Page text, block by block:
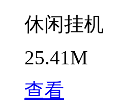
休闲挂机
25.41M
查看